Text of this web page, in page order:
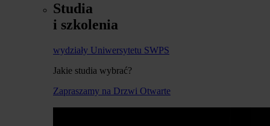
Studia
i szkolenia
wydziały Uniwersytetu SWPS
Jakie studia wybrać?
Zapraszamy na Drzwi Otwarte